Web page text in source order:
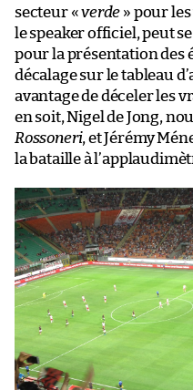
secteur «verde » pour
le speaker officiel, peut
pour la présentation des
décalage sur le tableau
avantage de déceler les
en soit, Nigel de Jong,
Rossoneri, et Jérémy
la bataille à